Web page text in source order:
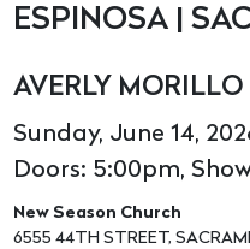
ESPINOSA |
AVERLY MORILLO
Sunday, June 14,
Doors: 5:00pm,
New Season Church
6555 44TH STREET,